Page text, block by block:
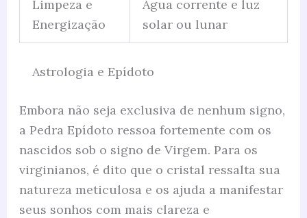
Limpeza e
Energização
Água corrente e luz
solar ou lunar
Astrologia e Epídoto
Embora não seja exclusiva de nenhum signo,
a Pedra Epídoto ressoa fortemente com os
nascidos sob o signo de Virgem. Para os
virginianos, é dito que o cristal ressalta sua
natureza meticulosa e os ajuda a manifestar
seus sonhos com mais clareza e